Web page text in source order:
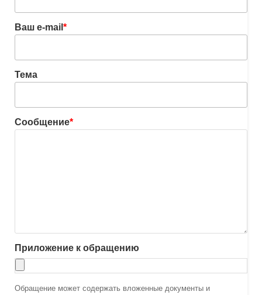
Ваш e-mail *
Тема
Сообщение*
Приложение к обращению
Обращение может содержать вложенные документы и